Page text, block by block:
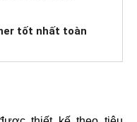
tốt nhất toàn